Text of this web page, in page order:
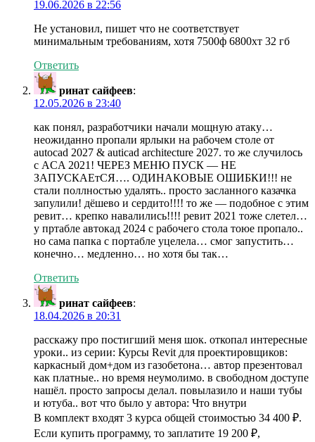
19.06.2026 в 22:56
Не установил, пишет что не соответствует
минимальным требованиям, хотя 7500ф 6800хт 32 гб
Ответить
ринат сайфеев:
12.05.2026 в 23:40
как понял, разработчики начали мощную атаку…
неожиданно пропали ярлыки на рабочем столе от
autocad 2027 & auticad architecture 2027. то же случилось
с ACA 2021! ЧЕРЕЗ МЕНЮ ПУСК — НЕ
ЗАПУСКАЕтСЯ…. ОДИНАКОВЫЕ ОШИБКИ!!! не
стали поллностью удалять.. просто засланного казачка
запулили! дёшево и сердито!!!! то же — подобное с этим
ревит… крепко навалились!!!! ревит 2021 тоже слетел…
у пртабле автокад 2024 с рабочего стола тоюе пропало..
но сама папка с портабле уцелела… смог запустить…
конечно… медленно… но хотя бы так…
Ответить
ринат сайфеев:
18.04.2026 в 20:31
расскажу про постигший меня шок. откопал интересные
уроки.. из серии: Курсы Revit для проектировщиков:
каркасный дом+дом из газобетона… автор презентовал
как платные.. но время неумолимо. в свободном доступе
нашёл. просто запросы делал. повылазило и наши тубы
и ютуба.. вот что было у автора: Что внутри
В комплект входят 3 курса общей стоимостью 34 400 ₽.
Если купить программу, то заплатите 19 200 ₽,